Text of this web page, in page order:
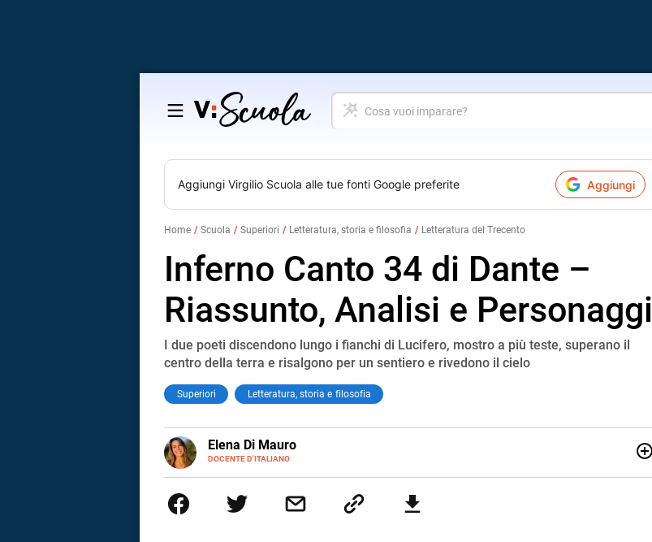
Salta
contenuto
Cosa
vuoi
Aggiungi Virgilio Scuola alle tue fonti Google preferite Aggiungi
Home Scuola Superiori Letteratura, storia e filosofia Letteratura del Trecento
Inferno Canto 34 di Dante –
Riassunto, Analisi e Personaggi
I due poeti discendono lungo i fianchi di Lucifero, mostro a più teste, superano il
centro della terra e risalgono per un sentiero e rivedono il cielo
Superiori Letteratura, storia e filosofia
Elena Di Mauro
DOCENTE D'ITALIANO
E-
MAIL
insegnare. Oggi sono docente di ruolo all’Elba: credo nella scuola come seme di libertà e